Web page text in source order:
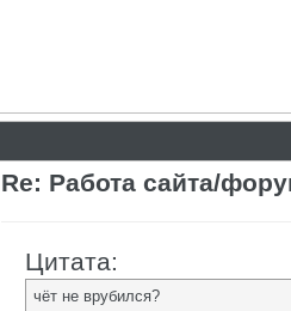
Re: Работа сайта/
Цитата:
чёт не врубился?